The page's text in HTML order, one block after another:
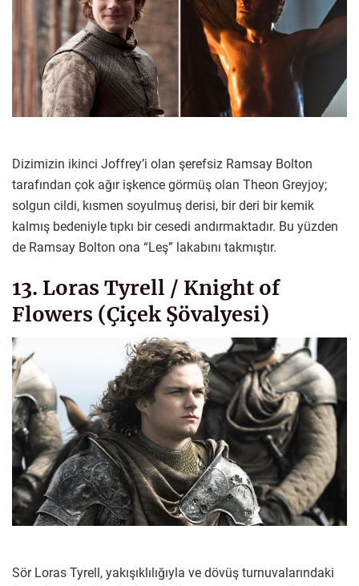
Dizimizin ikinci Joffrey’i olan şerefsiz Ramsay Bolton
tarafından çok ağır işkence görmüş olan Theon Greyjoy;
solgun cildi, kısmen soyulmuş derisi, bir deri bir kemik
kalmış bedeniyle tıpkı bir cesedi andırmaktadır. Bu yüzden
de Ramsay Bolton ona “Leş” lakabını takmıştır.
13. Loras Tyrell / Knight of
Flowers (Çiçek Şövalyesi)
Sör Loras Tyrell, yakışıklılığıyla ve dövüş turnuvalarındaki